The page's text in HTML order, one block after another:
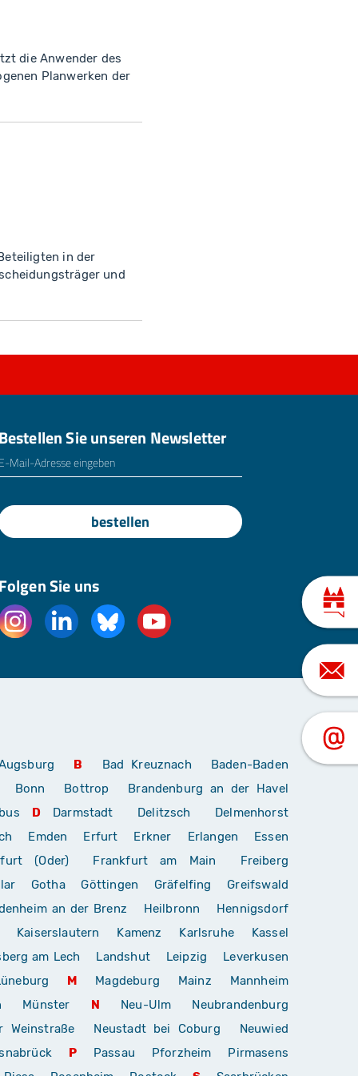
die Anwender des
Planwerken der
in der
und
Sie unseren Newsletter
Mailadresse
bestellen
Sie uns
B Bad Kreuznach
Baden-Baden
Bonn
Bottrop
Brandenburg an der Havel
D Darmstadt Delitzsch
Delmenhorst
Emden Erfurt Erkner Erlangen
Essen
(Oder)
Frankfurt am Main
Freiberg
Gotha Göttingen Gräfelfing
Greifswald
an der Brenz
Heilbronn
Hennigsdorf
Kaiserslautern
Kamenz Karlsruhe
Kassel
am Lech
Landshut Leipzig
Leverkusen
M Magdeburg Mainz
Mannheim
Münster N Neu-Ulm
Neubrandenburg
Weinstraße
Neustadt bei Coburg
Neuwied
P Passau Pforzheim
Pirmasens